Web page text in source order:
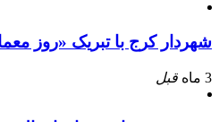
شهردار کرج با تبریک «روز
3 ماه قبل